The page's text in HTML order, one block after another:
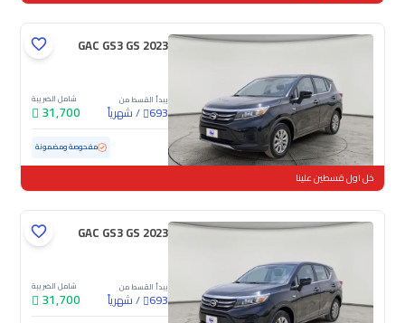
GAC GS3 GS 2023
يبدأ القسط من
693
/شهرياً
شامل الضريبة
31,700
مستعملة 79,087 كم مفحوصة ومضمونة
خل اول قسطين علينا
GAC GS3 GS 2023
يبدأ القسط من
693
/شهرياً
شامل الضريبة
31,700